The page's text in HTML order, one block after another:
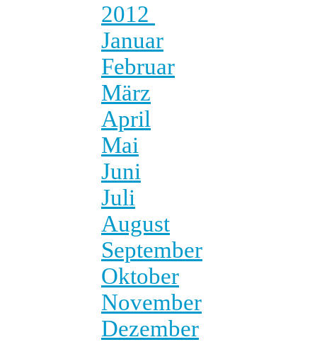
2012
Januar
Februar
März
April
Mai
Juni
Juli
August
September
Oktober
November
Dezember